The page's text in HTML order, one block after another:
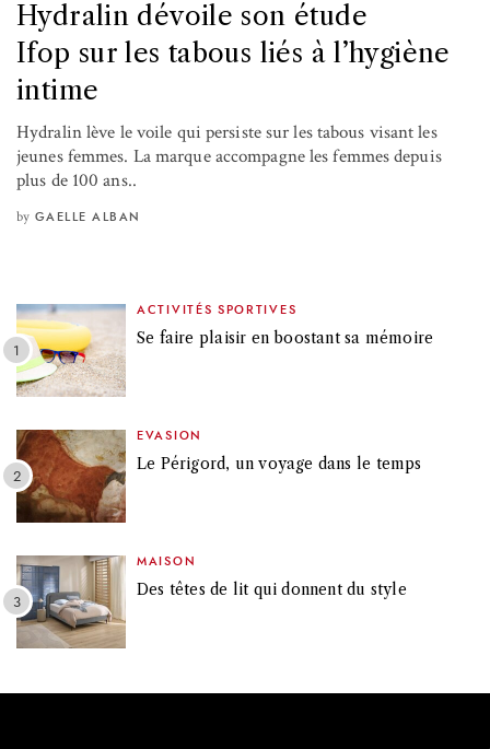
Hydralin dévoile son étude
Ifop sur les tabous liés à l’hygiène
intime
Hydralin lève le voile qui persiste sur les tabous visant les
jeunes femmes. La marque accompagne les femmes depuis
plus de 100 ans..
by GAELLE ALBAN
ACTIVITÉS SPORTIVES
Se faire plaisir en boostant sa mémoire
EVASION
Le Périgord, un voyage dans le temps
MAISON
Des têtes de lit qui donnent du style